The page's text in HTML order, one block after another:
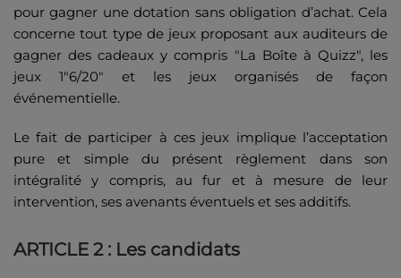
pour gagner une dotation sans obligation d’achat. Cela
concerne tout type de jeux proposant aux auditeurs de
gagner des cadeaux y compris "La Boîte à Quizz", les
jeux 1"6/20" et les jeux organisés de façon
événementielle.
Le fait de participer à ces jeux implique l’acceptation
pure et simple du présent règlement dans son
intégralité y compris, au fur et à mesure de leur
intervention, ses avenants éventuels et ses additifs.
ARTICLE 2 : Les candidats